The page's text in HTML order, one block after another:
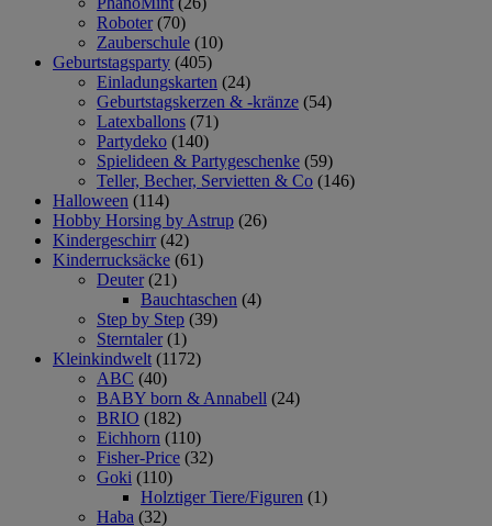
Roboter (70)
Zauberschule (10)
Geburtstagsparty (405)
Einladungskarten (24)
Geburtstagskerzen & -kränze (54)
Latexballons (71)
Partydeko (140)
Spielideen & Partygeschenke (59)
Teller, Becher, Servietten & Co (146)
Halloween (114)
Hobby Horsing by Astrup (26)
Kindergeschirr (42)
Kinderrucksäcke (61)
Deuter (21)
Bauchtaschen (4)
Step by Step (39)
Sterntaler (1)
Kleinkindwelt (1172)
ABC (40)
BABY born & Annabell (24)
BRIO (182)
Eichhorn (110)
Fisher-Price (32)
Goki (110)
Holztiger Tiere/Figuren (1)
Haba (32)